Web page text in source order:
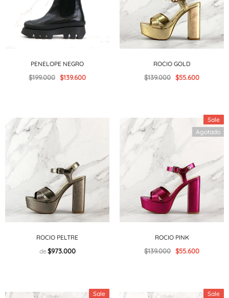
PENELOPE NEGRO
$199.000 $139.600
ROCIO GOLD
$139.000 $55.600
ROCIO PELTRE
de$973.000
Sale
Agotado
ROCIO PINK
$139.000 $55.600
Sale
Sale